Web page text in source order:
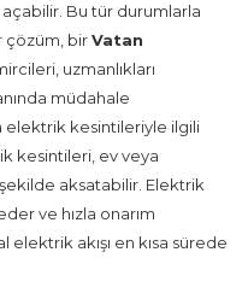
Bu tür durumlarla
çözüm, birVatan
uzmanlıkları
müdahale
elektrik kesintileriyle ilgili
kesintileri, ev veya
aksatabilir. Elektrik
ve hızla onarım
elektrik akışı en kısa sürede